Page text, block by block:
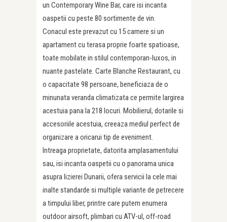
un Contemporary Wine Bar, care isi incanta
oaspetii cu peste 80 sortimente de vin.
Conacul este prevazut cu 15 camere si un
apartament cu terasa proprie foarte spatioase,
toate mobilate in stilul contemporan-luxos, in
nuante pastelate. Carte Blanche Restaurant, cu
o capacitate 98 persoane, beneficiaza de o
minunata veranda climatizata ce permite largirea
acestuia pana la 218 locuri. Mobilierul, dotarile si
accesoriile acestuia, creeaza mediul perfect de
organizare a oricarui tip de eveniment.
Intreaga proprietate, datorita amplasamentului
sau, isi incanta oaspetii cu o panorama unica
asupra lizierei Dunarii, ofera servicii la cele mai
inalte standarde si multiple variante de petrecere
a timpului liber, printre care putem enumera
outdoor airsoft, plimbari cu ATV-ul, off-road